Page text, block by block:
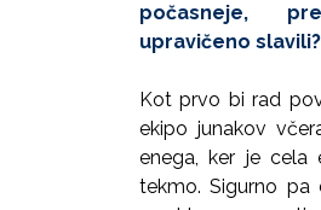
počasneje,
upravičeno slavili?
Kot prvo bi rad
ekipo junakov
enega, ker je cela
tekmo. Sigurno